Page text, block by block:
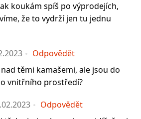
koukám spíš po výprodejích,
že to vydrží jen tu jednu
Odpovědět
těmi kamašemi, ale jsou do
vnitřního prostředí?
Odpovědět